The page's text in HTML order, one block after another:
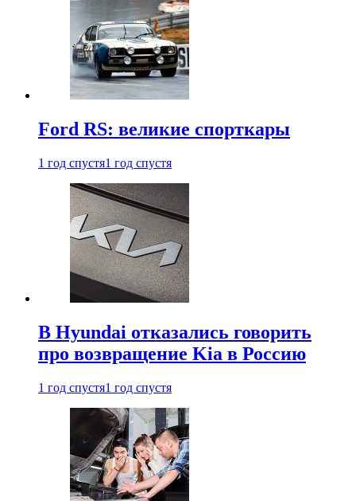
Ford RS: великие спорткары
1 год спустя1 год спустя
В Hyundai отказались говорить
про возвращение Kia в Россию
1 год спустя1 год спустя